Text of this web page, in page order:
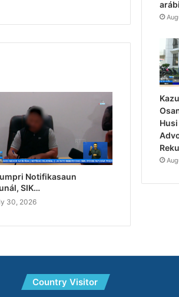
Notifikasaun
SIK…
30, 2026
Country Visitor